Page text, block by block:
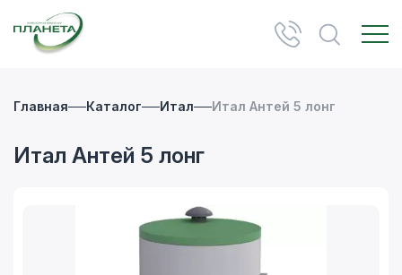
Главная Каталог Итал Итал Антей 5 лонг
Итал Антей 5 лонг